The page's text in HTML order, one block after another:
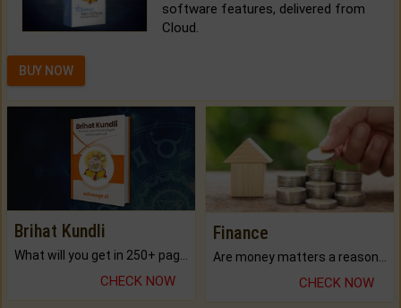
software features, delivered from
Cloud.
BUY NOW
Brihat Kundli
CHECK NOW
Finance
CHECK NOW